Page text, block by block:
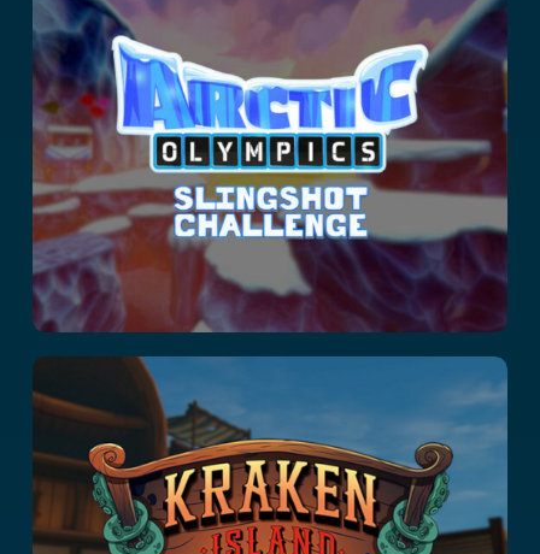
Arctic Olympics –
Slingshot
Challenge
Kraken Island :
Arena